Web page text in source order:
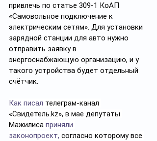
привлечь по статье 309-1 КоАП
«Самовольное подключение к
электрическим сетям». Для установки
зарядной станции для авто нужно
отправить заявку в
энергоснабжающую организацию, и у
такого устройства будет отдельный
счётчик.
Как писал телеграм-канал
«Свидетель.kz», в мае депутаты
Мажилиса приняли
законопроект, согласно которому все